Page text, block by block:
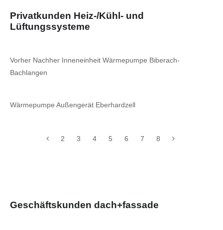
Privatkunden Heiz-/Kühl- und
Lüftungssysteme
Vorher Nachher Inneneinheit Wärmepumpe Biberach-
Bachlangen
Wärmepumpe Außengerät Eberhardzell
2 3 4 5 6 7 8
Geschäftskunden dach+fassade